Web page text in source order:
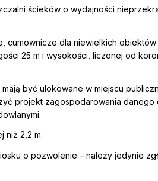
ścieków o wydajności
cumownicze dla niewielkich obiektów
25 m i wysokości, liczonej od
być ulokowane w miejscu
projekt zagospodarowania danego
niż 2,2 m.
o pozwolenie – należy jedynie